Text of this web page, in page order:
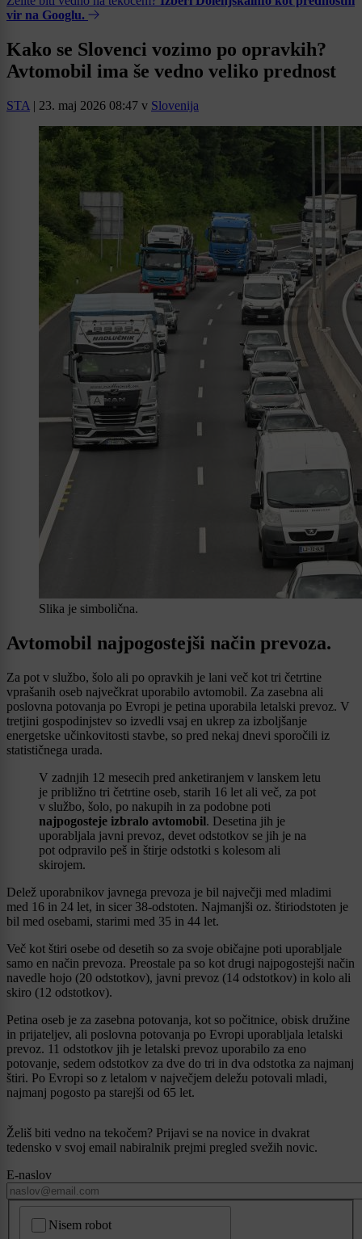
vir na Googlu.
Kako se Slovenci vozimo po opravkih?
Avtomobil ima še vedno veliko prednost
STA | 23. maj 2026 08:47 v Slovenija
Slika je simbolična.
Avtomobil najpogostejši način prevoza.
Za pot v službo, šolo ali po opravkih je lani več kot tri četrtine
vprašanih oseb največkrat uporabilo avtomobil. Za zasebna ali
poslovna potovanja po Evropi je petina uporabila letalski prevoz. V
tretjini gospodinjstev so izvedli vsaj en ukrep za izboljšanje
energetske učinkovitosti stavbe, so pred nekaj dnevi sporočili iz
statističnega urada.
V zadnjih 12 mesecih pred anketiranjem v lanskem letu
je približno tri četrtine oseb, starih 16 let ali več, za pot
v službo, šolo, po nakupih in za podobne poti
najpogosteje izbralo avtomobil. Desetina jih je
uporabljala javni prevoz, devet odstotkov se jih je na
pot odpravilo peš in štirje odstotki s kolesom ali
skirojem.
Delež uporabnikov javnega prevoza je bil največji med mladimi
med 16 in 24 let, in sicer 38-odstoten. Najmanjši oz. štiriodstoten je
bil med osebami, starimi med 35 in 44 let.
Več kot štiri osebe od desetih so za svoje običajne poti uporabljale
samo en način prevoza. Preostale pa so kot drugi najpogostejši način
navedle hojo (20 odstotkov), javni prevoz (14 odstotkov) in kolo ali
skiro (12 odstotkov).
Petina oseb je za zasebna potovanja, kot so počitnice, obisk družine
in prijateljev, ali poslovna potovanja po Evropi uporabljala letalski
prevoz. 11 odstotkov jih je letalski prevoz uporabilo za eno
potovanje, sedem odstotkov za dve do tri in dva odstotka za najmanj
štiri. Po Evropi so z letalom v največjem deležu potovali mladi,
najmanj pogosto pa starejši od 65 let.
Želiš biti vedno na tekočem? Prijavi se na novice in dvakrat
tedensko v svoj email nabiralnik prejmi pregled svežih novic.
E-naslov
Nisem robot